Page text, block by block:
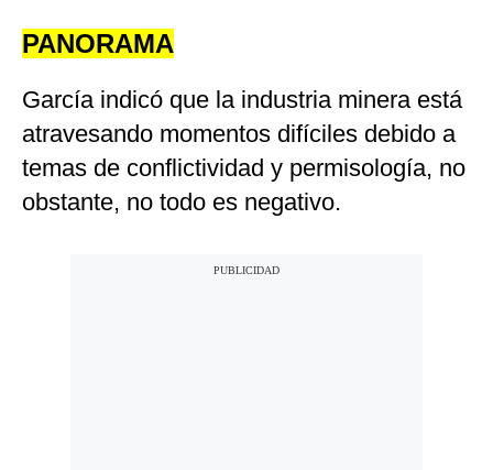
PANORAMA
García indicó que la industria minera está
atravesando momentos difíciles debido a
temas de conflictividad y permisología, no
obstante, no todo es negativo.